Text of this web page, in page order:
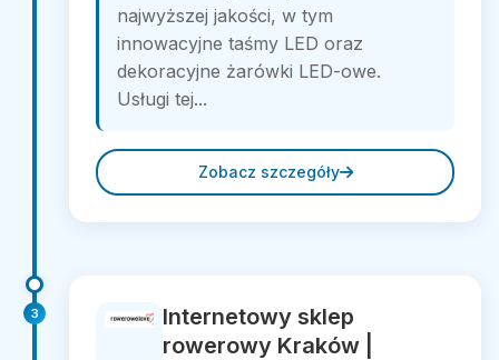
najwyższej jakości, w tym
innowacyjne taśmy LED oraz
dekoracyjne żarówki LED-owe.
Usługi tej...
Zobacz szczegóły
3
Internetowy sklep
rowerowy Kraków |